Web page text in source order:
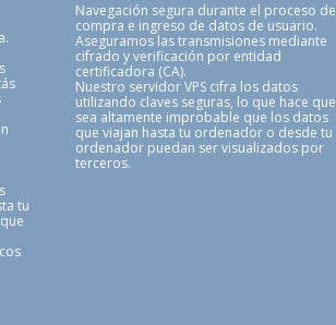
tu
Navegación segura durante el proceso de
compra e ingreso de datos de usuario.
Aseguramos las transmisiones mediante
cifrado y verificación por entidad
certificadora (CA).
Nuestro servidor VPS cifra los datos
utilizando claves seguras, lo que hace que
sea altamente improbable que los datos
que viajan hasta tu ordenador o desde tu
ordenador puedan ser visualizados por
terceros.